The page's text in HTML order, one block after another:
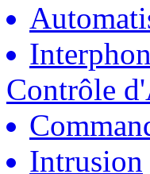
Contrôle
Intrusion